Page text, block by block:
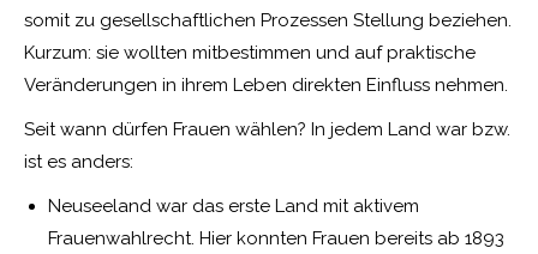
somit zu gesellschaftlichen Prozessen Stellung beziehen.
Kurzum: sie wollten mitbestimmen und auf praktische
Veränderungen in ihrem Leben direkten Einfluss nehmen.
Seit wann dürfen Frauen wählen? In jedem Land war bzw.
ist es anders:
Neuseeland war das erste Land mit aktivem
Frauenwahlrecht. Hier konnten Frauen bereits ab 1893